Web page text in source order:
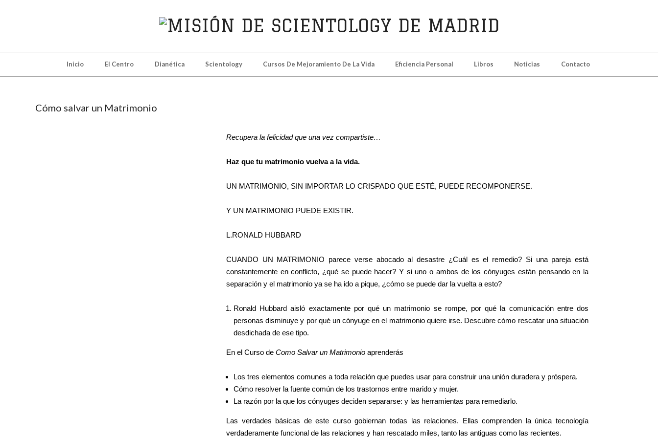
DE
SCIENTOLOGY
Inicio El Centro Dianética Scientology Cursos De Mejoramiento De La Vida Eficiencia Personal Libros Noticias Contacto
Cómo salvar un Matrimonio
Recupera la felicidad que una vez compartiste…
Haz que tu matrimonio vuelva a la vida.
UN MATRIMONIO, SIN IMPORTAR LO CRISPADO QUE ESTÉ, PUEDE RECOMPONERSE.
Y UN MATRIMONIO PUEDE EXISTIR.
L.RONALD HUBBARD
CUANDO UN MATRIMONIO parece verse abocado al desastre ¿Cuál es el remedio? Si una pareja está
constantemente en conflicto, ¿qué se puede hacer? Y si uno o ambos de los cónyuges están pensando en la
separación y el matrimonio ya se ha ido a pique, ¿cómo se puede dar la vuelta a esto?
Ronald Hubbard aisló exactamente por qué un matrimonio se rompe, por qué la comunicación entre dos
personas disminuye y por qué un cónyuge en el matrimonio quiere irse. Descubre cómo rescatar una situación
desdichada de ese tipo.
En el Curso de Como Salvar un Matrimonioaprenderás
Los tres elementos comunes a toda relación que puedes usar para construir una unión duradera y próspera.
Cómo resolver la fuente común de los trastornos entre marido y mujer.
La razón por la que los cónyuges deciden separarse: y las herramientas para remediarlo.
Las verdades básicas de este curso gobiernan todas las relaciones. Ellas comprenden la única tecnología
verdaderamente funcional de las relaciones y han rescatado miles, tanto las antiguas como las recientes.